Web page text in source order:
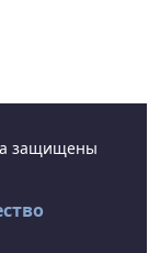
защищены